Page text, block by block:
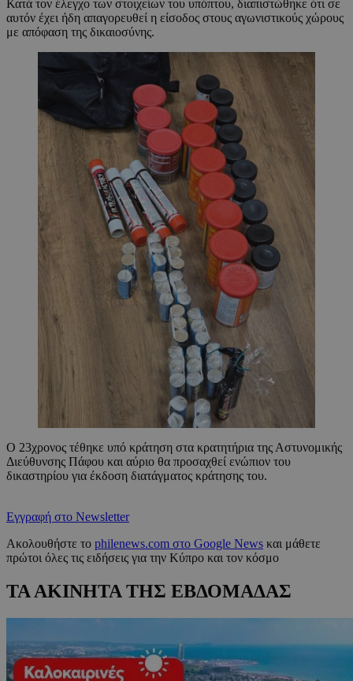
Κατά τον έλεγχο των στοιχείων του υπόπτου, διαπιστώθηκε ότι σε
αυτόν έχει ήδη απαγορευθεί η είσοδος στους αγωνιστικούς χώρους
με απόφαση της δικαιοσύνης.
Ο 23χρονος τέθηκε υπό κράτηση στα κρατητήρια της Αστυνομικής
Διεύθυνσης Πάφου και αύριο θα προσαχθεί ενώπιον του
δικαστηρίου για έκδοση διατάγματος κράτησης του.
Εγγραφή στο Newsletter
Ακολουθήστε το philenews.com στο Google News και μάθετε
πρώτοι όλες τις ειδήσεις για την Κύπρο και τον κόσμο
ΤΑ ΑΚΙΝΗΤΑ ΤΗΣ ΕΒΔΟΜΑΔΑΣ